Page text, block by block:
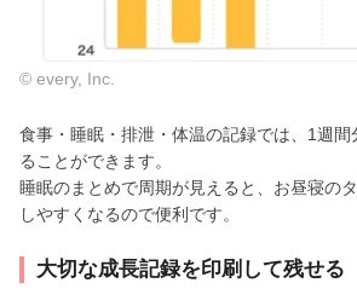
© every, Inc.
食事・睡眠・排泄・体温の記録では、1週間
ることができます。
睡眠のまとめで周期が見えると、お昼寝の
しやすくなるので便利です。
大切な成長記録を印刷して残せる